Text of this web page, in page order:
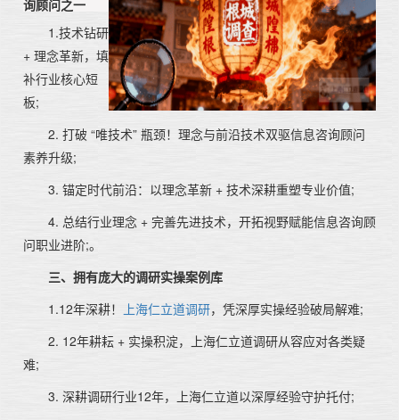
询顾问之一
1.技术钻研
+ 理念革新，填
补行业核心短
板;
2. 打破 “唯技术” 瓶颈！理念与前沿技术双驱信息咨询顾问
素养升级;
3. 锚定时代前沿：以理念革新 + 技术深耕重塑专业价值;
4. 总结行业理念 + 完善先进技术，开拓视野赋能信息咨询顾
问职业进阶;。
三、拥有庞大的调研实操案例库
1.12年深耕！
上海仁立道调研，凭深厚实操经验破局解难;
2. 12年耕耘 + 实操积淀，上海仁立道调研从容应对各类疑
难;
3. 深耕调研行业12年，上海仁立道以深厚经验守护托付;